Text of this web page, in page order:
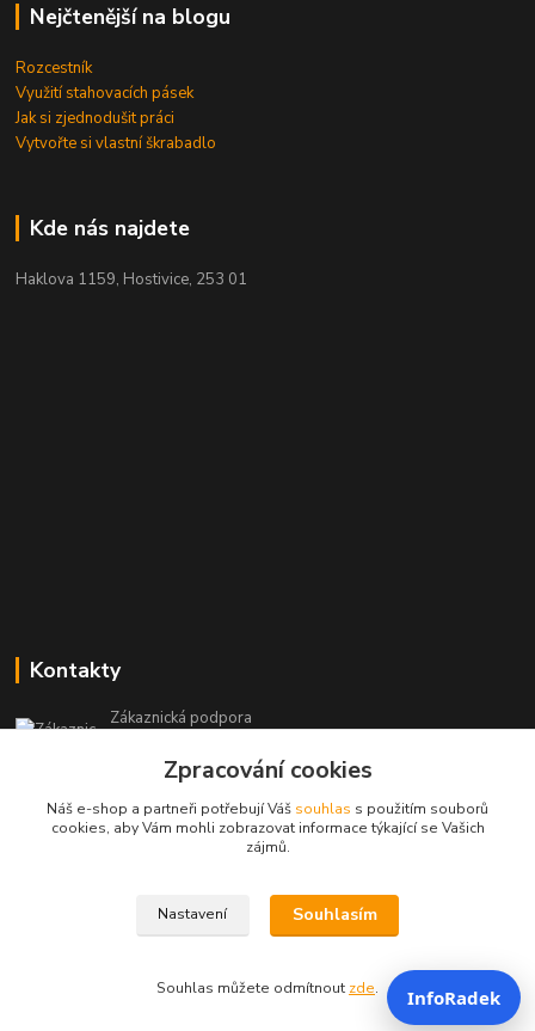
Nejčtenější na blogu
Rozcestník
Využití stahovacích pásek
Jak si zjednodušit práci
Vytvořte si vlastní škrabadlo
Kde nás najdete
Haklova 1159, Hostivice, 253 01
Kontakty
Zákaznická podpora
(Po-Pá, 9-19 hod.)
info@infoproinfo.cz
RadovanCZ 2023-25
Eshop-rychle.cz
Zpracování cookies
Náš e-shop a partneři potřebují Váš souhlas s použitím souborů
cookies, aby Vám mohli zobrazovat informace týkající se Vašich
zájmů.
Nastavení Souhlasím
Souhlas můžete odmítnout zde. InfoRadek